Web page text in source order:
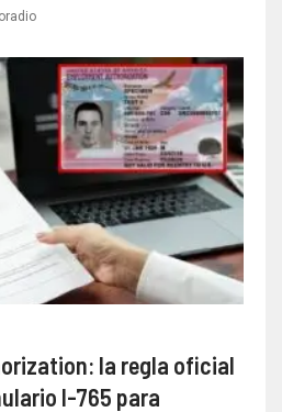
la regla oficial
I-765 para